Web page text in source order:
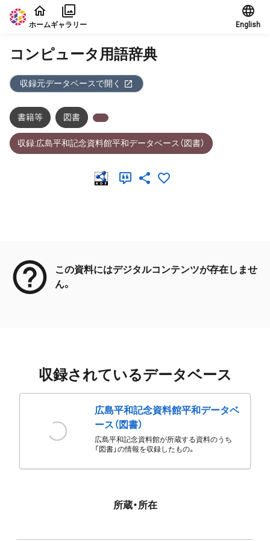
本文に飛ぶ
ホームギャラリー English
コンピュータ用語辞典
収録元データベースで開く
書籍等 図書
収録:広島平和記念資料館平和データベース（図書）
この資料にはデジタルコンテンツが存在しませ
ん。
収録されているデータベース
広島平和記念資料館平和データベ
ース（図書）
広島平和記念資料館が所蔵する資料のうち
「図書」の情報を収録したもの。
所蔵・所在